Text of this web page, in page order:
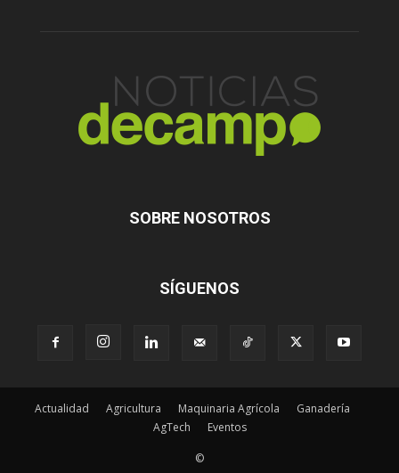
SOBRE NOSOTROS
SÍGUENOS
Actualidad Agricultura Maquinaria Agrícola
Ganadería
AgTech
Eventos
©